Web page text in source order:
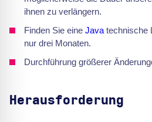
ihnen zu verlängern.
Finden Sie eine Java technische
nur drei Monaten.
Durchführung größerer
Herausforderung